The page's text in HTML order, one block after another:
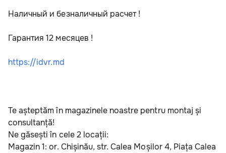
Наличный и безналичный расчет !
Гарантия 12 месяцев !
https://idvr.md
Te așteptăm în magazinele noastre pentru montaj și
consultanță!
Ne găsești în cele 2 locații:
Magazin 1: or. Chișinău, str. Calea Moșilor 4, Piața Calea